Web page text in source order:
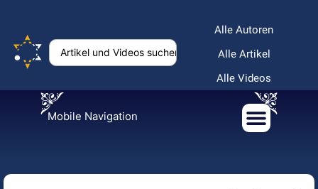
Alle Autoren
Alle Artikel
Alle Videos
Mobile Navigation